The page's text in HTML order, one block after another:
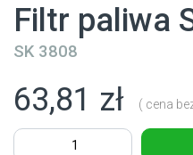
Filtr paliwa
SK 3808
63,81 zł ( cena